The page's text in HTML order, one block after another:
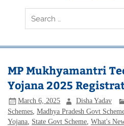
MP Mukhyamantri
Yojana 2025
March 6, 2025 Disha Yadav
Schemes ,Madhya Pradesh Govt
Yojana State Govt Scheme ,What's